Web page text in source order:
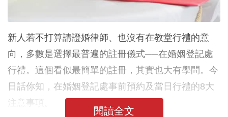
新人若不打算請證婚律師、也沒有在教堂行禮的意
向，多數是選擇最普遍的註冊儀式──在婚姻登記處
行禮。這個看似最簡單的註冊，其實也大有學問。今
日話你知，在婚姻登記處事前預約及當日行禮的8大
注意事項。
閱讀全文